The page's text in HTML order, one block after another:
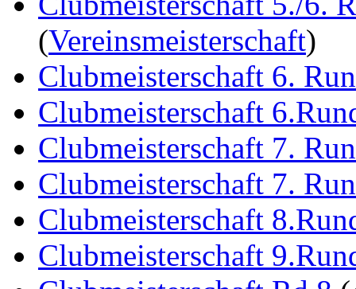
(Vereinsmeisterschaft)
Clubmeisterschaft 6.
Clubmeisterschaft
Clubmeisterschaft 7.
Clubmeisterschaft 7.
Clubmeisterschaft
Clubmeisterschaft